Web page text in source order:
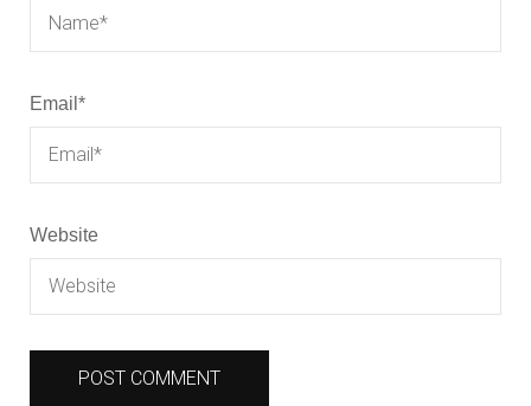
Email *
Website